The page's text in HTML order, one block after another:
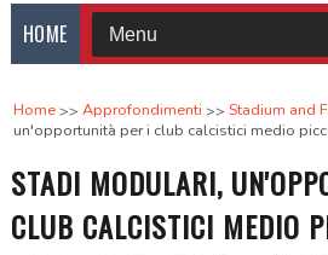
HOME
Home Approfondimenti Stadium and
un'opportunità per i club calcistici medio
STADI MODULARI,
CLUB CALCISTICI MEDIO